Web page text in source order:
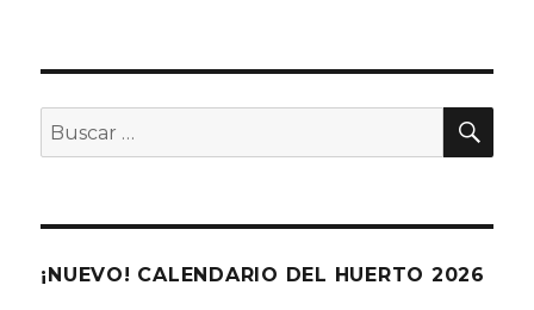
Buscar
por:
¡NUEVO! CALENDARIO DEL HUERTO 2026